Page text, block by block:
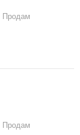
Продам
Продам